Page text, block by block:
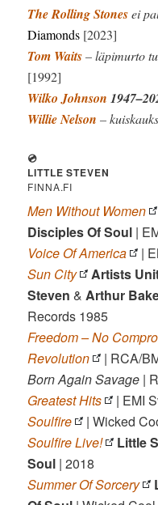
The Rolling Stonesei
Diamonds [2023]
Tom Waits– läpimurto
[1992]
Wilko Johnson
Willie Nelson –
💿
LITTLE STEVEN
FINNA.FI
Men Without Women
Disciples Of Soul |
Voice Of America
|
Sun City
Artists
Steven & Arthur
Records 1985
Freedom – No
Revolution
| RCA/
Born Again Savage |
Greatest Hits
| EMI
Soulfire
| Wicked
Soulfire Live!
Little
Soul | 2018
Summer Of Sorcery